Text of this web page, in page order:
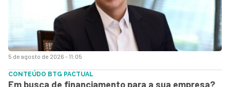
5 de agosto de 2026 - 11:05
CONTEÚDO BTG PACTUAL
Em busca de financiamento para a sua empresa?